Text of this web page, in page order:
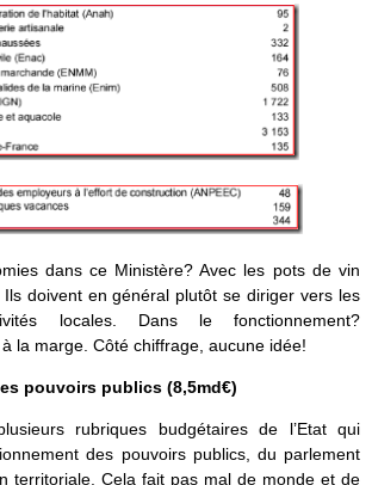
dans ce Ministère? Avec les pots de vin
doivent en général plutôt se diriger vers les
locales. Dans le fonctionnement?
la marge. Côté chiffrage, aucune idée!
pouvoirs publics (8,5md€)
rubriques budgétaires de l’Etat qui
des pouvoirs publics, du parlement
territoriale. Cela fait pas mal de monde et de